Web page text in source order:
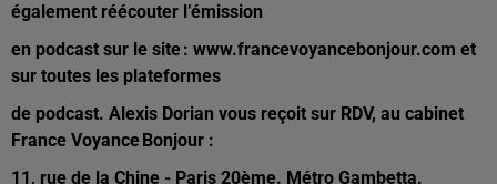
également réécouter l’émission
en podcast sur le site : www.francevoyancebonjour.com et
sur toutes les plateformes
de podcast. Alexis Dorian vous reçoit sur RDV, au cabinet
France Voyance Bonjour :
11, rue de la Chine - Paris 20ème. Métro Gambetta.